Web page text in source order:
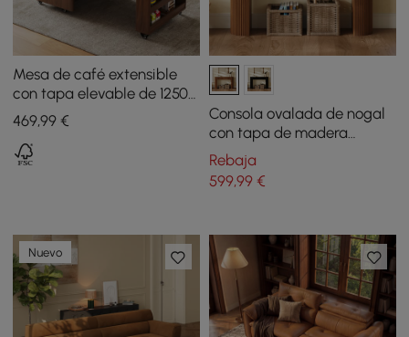
Mesa de café extensible
con tapa elevable de 1250
mm con cajones y mesa
multifunción de
almacenamiento
469,99 €
Consola ovalada de nogal
con tapa de madera
ondulada
Rebaja
599,99€
Nuevo